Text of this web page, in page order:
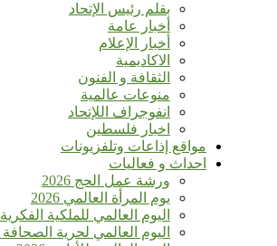
بقلم رئيس الإتحاد
أخبار عامة
أخبار الإعلام
الاكاديمية
الثقافة و الفنون
منوعات عالمية
انفوجراف اللإتحاد
اخبار فلسطين
مواقع إذاعات وتلفزيونات
احداث و فعاليات
ورشة عمل الحج 2026
يوم المرأة العالمي 2026
اليوم العالمي للملكية الفكرية 2026
اليوم العالمي لحرية الصحافة 2026